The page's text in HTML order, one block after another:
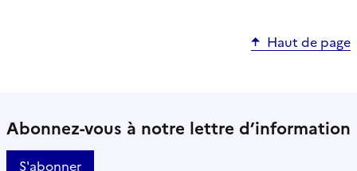
Haut de page
Abonnez-vous à notre lettre d’information
S'abonner